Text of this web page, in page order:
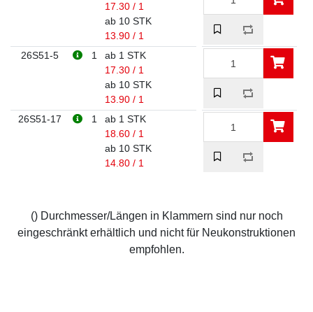
17.30 / 1
ab 10 STK
13.90 / 1
26S51-5
1
ab 1 STK
17.30 / 1
ab 10 STK
13.90 / 1
26S51-17
1
ab 1 STK
18.60 / 1
ab 10 STK
14.80 / 1
() Durchmesser/Längen in Klammern sind nur noch
eingeschränkt erhältlich und nicht für Neukonstruktionen
empfohlen.